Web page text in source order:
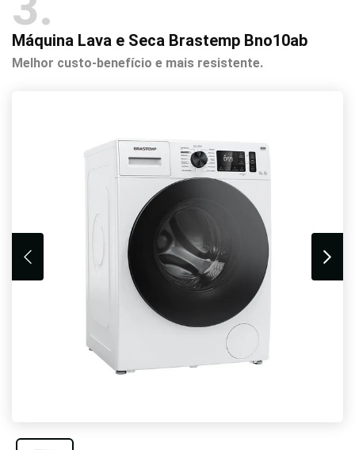
Máquina Lava e Seca Brastemp Bno10ab
Melhor custo-benefício e mais resistente.